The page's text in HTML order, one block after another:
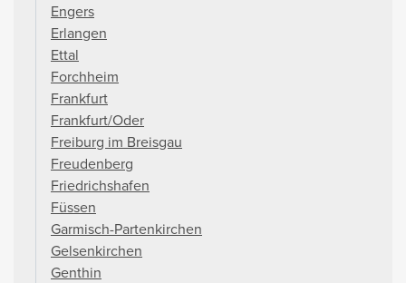
Engers
Erlangen
Ettal
Forchheim
Frankfurt
Frankfurt/Oder
Freiburg im Breisgau
Freudenberg
Friedrichshafen
Füssen
Garmisch-Partenkirchen
Gelsenkirchen
Genthin